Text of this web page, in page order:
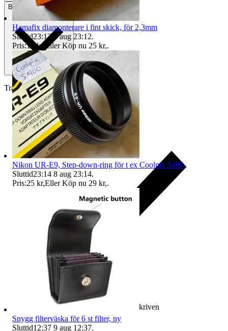
Betalning Via Tradera
Traderas köparskydd
Ersättning om varan inte är som beskriven
Hamafix diamonterare i fint skick, för 2,3mm
Sluttid23:12 8 aug 23:12.
Pris:19 kr Eller Köp nu 25 kr,.
Nikon UR-E9, Step-down-ring för t ex Coolpix 5400
Sluttid23:14 8 aug 23:14.
Pris:25 kr,Eller Köp nu 29 kr,.
Snygg filterväska för 6 st filter, ny
Sluttid12:37 9 aug 12:37.